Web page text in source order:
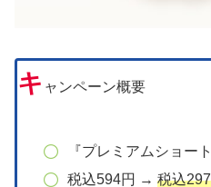
キ ャンペーン概要
『プレミアムショー
税込594円 → 税込